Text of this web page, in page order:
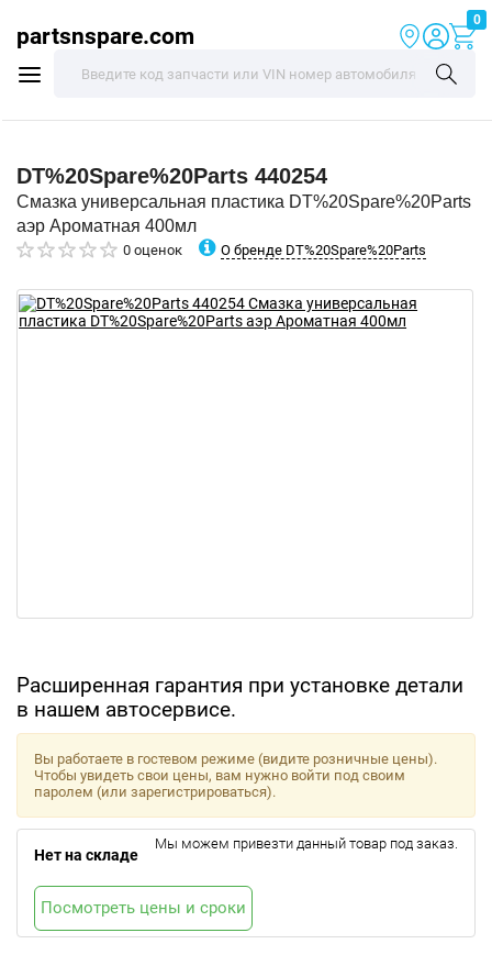
partsnspare.com
0
DT%20Spare%20Parts 440254
Смазка универсальная пластика DT%20Spare%20Parts
аэр Ароматная 400мл
0 оценок О бренде DT%20Spare%20Parts
Расширенная гарантия при установке детали
в нашем автосервисе.
Вы работаете в гостевом режиме (видите розничные цены).
Чтобы увидеть свои цены, вам нужно войти под своим
паролем (или зарегистрироваться).
Нет на складе
Мы можем привезти данный товар под заказ.
Посмотреть цены и сроки